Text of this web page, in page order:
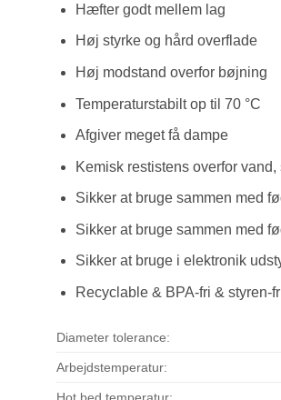
Hæfter godt mellem lag
Høj styrke og hård overflade
Høj modstand overfor bøjning
Temperaturstabilt op til 70 °C
Afgiver meget få dampe
Kemisk restistens overfor
Sikker at bruge sammen med
Sikker at bruge sammen med
Sikker at bruge i elektronik
Recyclable & BPA-fri & styren-
Diameter tolerance:
Arbejdstemperatur: